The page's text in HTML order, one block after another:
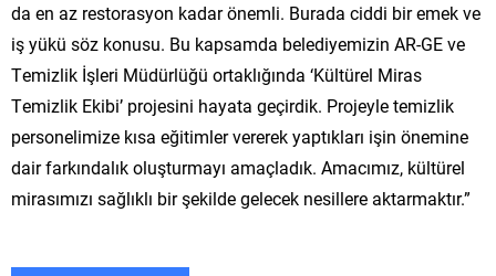
da en az restorasyon kadar önemli. Burada ciddi bir emek ve
iş yükü söz konusu. Bu kapsamda belediyemizin AR-GE ve
Temizlik İşleri Müdürlüğü ortaklığında ‘Kültürel Miras
Temizlik Ekibi’ projesini hayata geçirdik. Projeyle temizlik
personelimize kısa eğitimler vererek yaptıkları işin önemine
dair farkındalık oluşturmayı amaçladık. Amacımız, kültürel
mirasımızı sağlıklı bir şekilde gelecek nesillere aktarmaktır.”